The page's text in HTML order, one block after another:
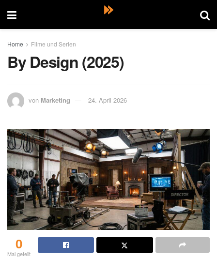
Home Filme und Serien
By Design (2025)
von Marketing 24. April 2026
0
Mal geteilt